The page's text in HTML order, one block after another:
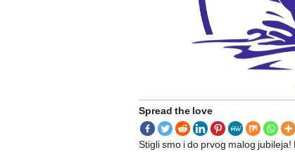
Spread the love
Stigli smo i do prvog malog